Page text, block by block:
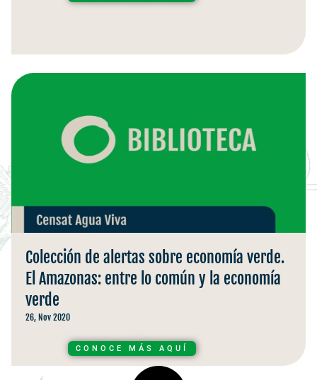
Colección de alertas sobre economía verde.
El Amazonas: entre lo común y la economía
verde
26, Nov 2020
CONOCE MÁS AQUÍ